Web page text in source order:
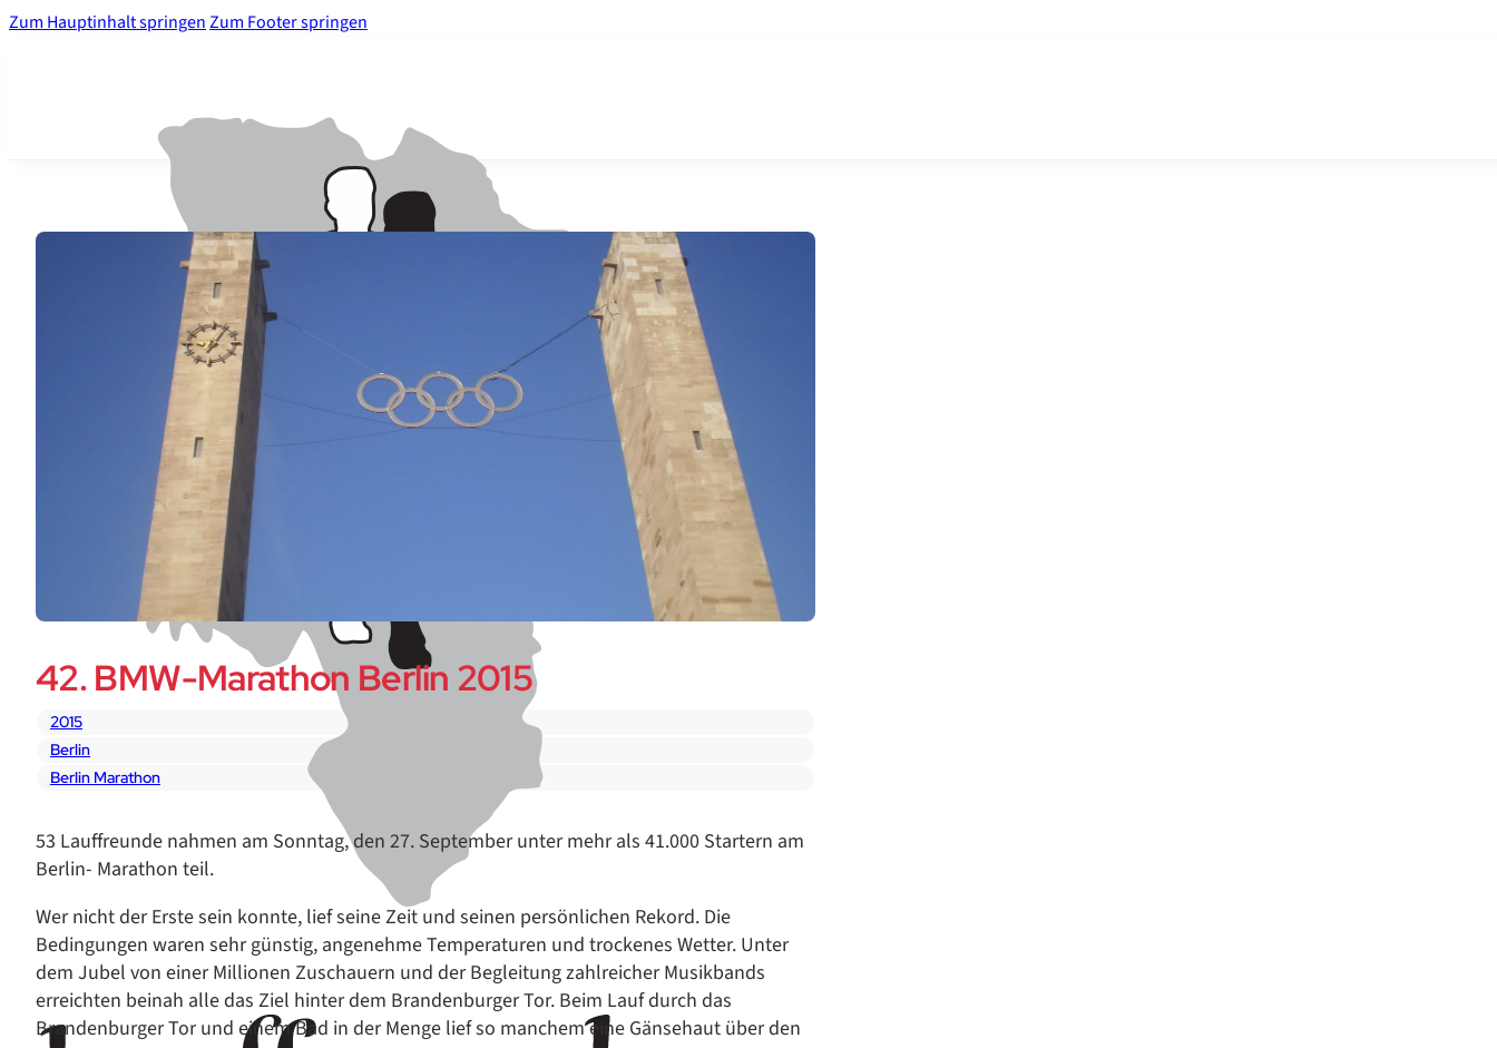
Zum Hauptinhalt springenZum Footer springen
42. BMW-Marathon Berlin 2015
2015
Berlin
Berlin Marathon
53 Lauffreunde nahmen am Sonntag, den 27. September unter mehr als 41.000 Startern am
Berlin- Marathon teil.
Wer nicht der Erste sein konnte, lief seine Zeit und seinen persönlichen Rekord. Die
Bedingungen waren sehr günstig, angenehme Temperaturen und trockenes Wetter. Unter
dem Jubel von einer Millionen Zuschauern und der Begleitung zahlreicher Musikbands
erreichten beinah alle das Ziel hinter dem Brandenburger Tor. Beim Lauf durch das
Brandenburger Tor und einem Bad in der Menge lief so manchem eine Gänsehaut über den